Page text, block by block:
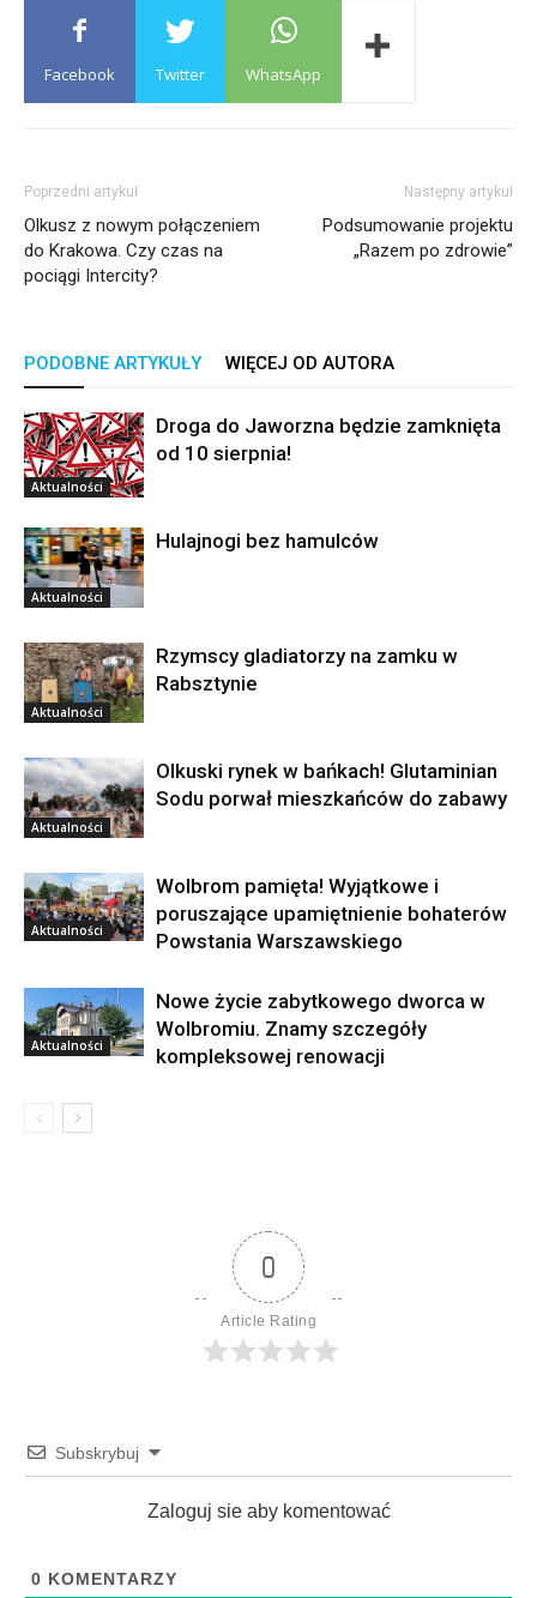
Facebook Twitter WhatsApp
Poprzedni artykuł
Olkusz z nowym połączeniem
do Krakowa. Czy czas na
pociągi Intercity?
Następny artykuł
Podsumowanie projektu
„Razem po zdrowie”
PODOBNE ARTYKUŁY WIĘCEJ OD AUTORA
Aktualności
Droga do Jaworzna będzie zamknięta
od 10 sierpnia!
Aktualności
Hulajnogi bez hamulców
Aktualności
Rzymscy gladiatorzy na zamku w
Rabsztynie
Aktualności
Olkuski rynek w bańkach! Glutaminian
Sodu porwał mieszkańców do zabawy
Aktualności
Wolbrom pamięta! Wyjątkowe i
poruszające upamiętnienie bohaterów
Powstania Warszawskiego
Aktualności
Nowe życie zabytkowego dworca w
Wolbromiu. Znamy szczegóły
kompleksowej renowacji
0
Article Rating
Subskrybuj
Zaloguj sie aby komentować
0 KOMENTARZY